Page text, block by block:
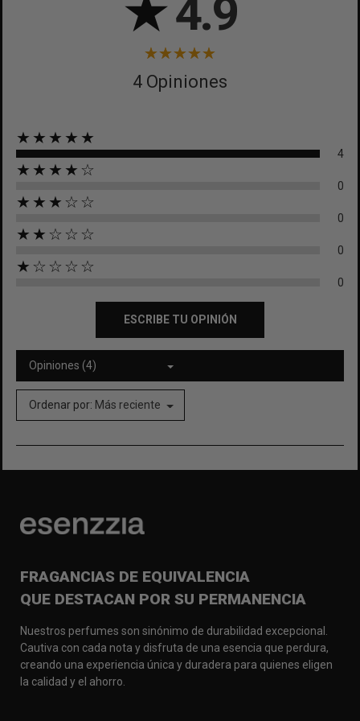
★4.9
4 Opiniones
★★★★★
4
★★★★☆
0
★★★☆☆
0
★★☆☆☆
0
★☆☆☆☆
0
ESCRIBE TU OPINIÓN
Opiniones (4)
Ordenar por: Más reciente
FRAGANCIAS DE EQUIVALENCIA
QUE DESTACAN POR SU PERMANENCIA
Nuestros perfumes son sinónimo de durabilidad excepcional.
Cautiva con cada nota y disfruta de una esencia que perdura,
creando una experiencia única y duradera para quienes eligen
la calidad y el ahorro.